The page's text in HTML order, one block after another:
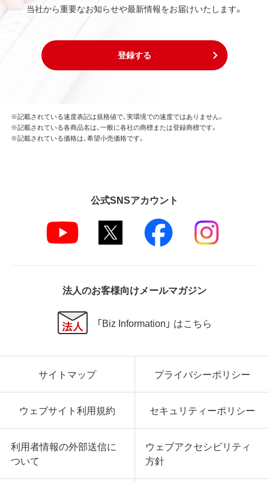
当社から重要なお知らせや最新情報をお届けいたします。
登録する
※記載されている速度表記は規格値で、実環境での速度ではありません。
※記載されている各商品名は、一般に各社の商標または登録商標です。
※記載されている価格は、希望小売価格です。
公式SNSアカウント
法人のお客様向けメールマガジン
「Biz Information」 はこちら
サイトマップ プライバシーポリシー
ウェブサイト利用規約 セキュリティーポリシー
利用者情報の外部送信に
ついて
ウェブアクセシビリティ
方針